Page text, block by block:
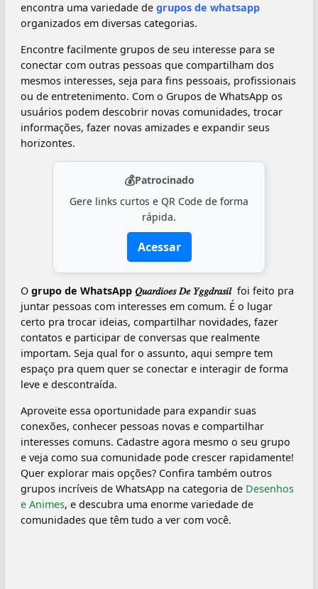
encontra uma variedade de grupos de whatsapp
organizados em diversas categorias.
Encontre facilmente grupos de seu interesse para se
conectar com outras pessoas que compartilham dos
mesmos interesses, seja para fins pessoais, profissionais
ou de entretenimento. Com o Grupos de WhatsApp os
usuários podem descobrir novas comunidades, trocar
informações, fazer novas amizades e expandir seus
horizontes.
💰Patrocinado
Gere links curtos e QR Code de forma
rápida.
Acessar
O grupo de WhatsApp 𝑄𝑢𝑎𝑟𝑑𝑖𝑜𝑒𝑠 𝐷𝑒 𝑌𝑔𝑔𝑑𝑟𝑎𝑠𝑖𝑙 ‍️ foi feito pra
juntar pessoas com interesses em comum. É o lugar
certo pra trocar ideias, compartilhar novidades, fazer
contatos e participar de conversas que realmente
importam. Seja qual for o assunto, aqui sempre tem
espaço pra quem quer se conectar e interagir de forma
leve e descontraída.
Aproveite essa oportunidade para expandir suas
conexões, conhecer pessoas novas e compartilhar
interesses comuns. Cadastre agora mesmo o seu grupo
e veja como sua comunidade pode crescer rapidamente!
Quer explorar mais opções? Confira também outros
grupos incríveis de WhatsApp na categoria de Desenhos
e Animes, e descubra uma enorme variedade de
comunidades que têm tudo a ver com você.